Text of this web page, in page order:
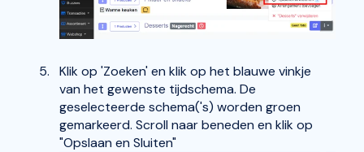
Klik op 'Zoeken' en klik op het blauwe vinkje
van het gewenste tijdschema. De
geselecteerde schema('s) worden groen
gemarkeerd. Scroll naar beneden en klik op
"Opslaan en Sluiten"